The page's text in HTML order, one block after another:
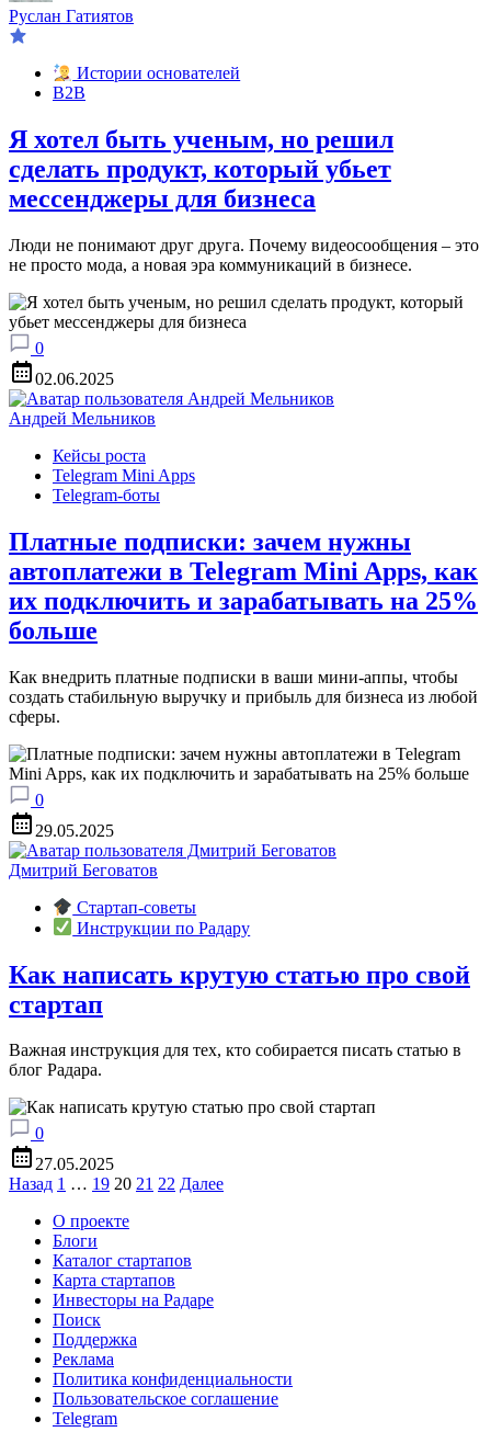
Руслан Гатиятов
Истории основателей
B2B
Я хотел быть ученым, но решил
сделать продукт, который убьет
мессенджеры для бизнеса
Люди не понимают друг друга. Почему видеосообщения – это
не просто мода, а новая эра коммуникаций в бизнесе.
0
02.06.2025
Андрей Мельников
Кейсы роста
Telegram Mini Apps
Telegram-боты
Платные подписки: зачем нужны
автоплатежи в Telegram Mini Apps, как
их подключить и зарабатывать на 25%
больше
Как внедрить платные подписки в ваши мини-аппы, чтобы
создать стабильную выручку и прибыль для бизнеса из любой
сферы.
0
29.05.2025
Дмитрий Беговатов
Стартап-советы
Инструкции по Радару
Как написать крутую статью про свой
стартап
Важная инструкция для тех, кто собирается писать статью в
блог Радара.
0
27.05.2025
Пагинация
записей
Назад 1 … 19 20 21 22 Далее
О проекте
Блоги
Каталог стартапов
Карта стартапов
Инвесторы на Радаре
Поиск
Поддержка
Реклама
Политика конфиденциальности
Пользовательское соглашение
Telegram